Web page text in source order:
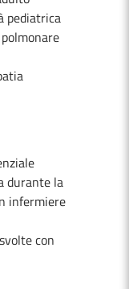
pediatrica
durante la
infermiere
con